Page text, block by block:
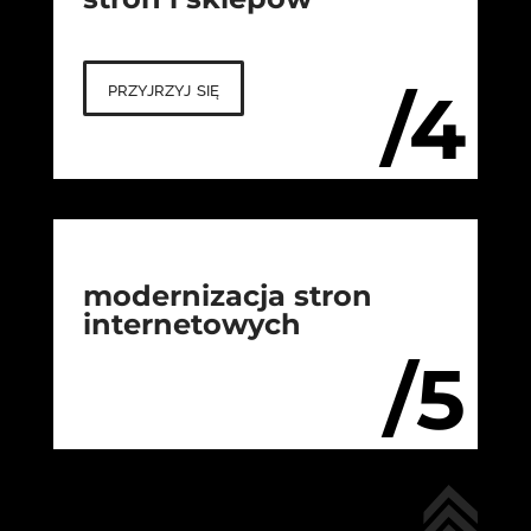
/4
przyjrzyj się
/5
modernizacja stron
internetowych